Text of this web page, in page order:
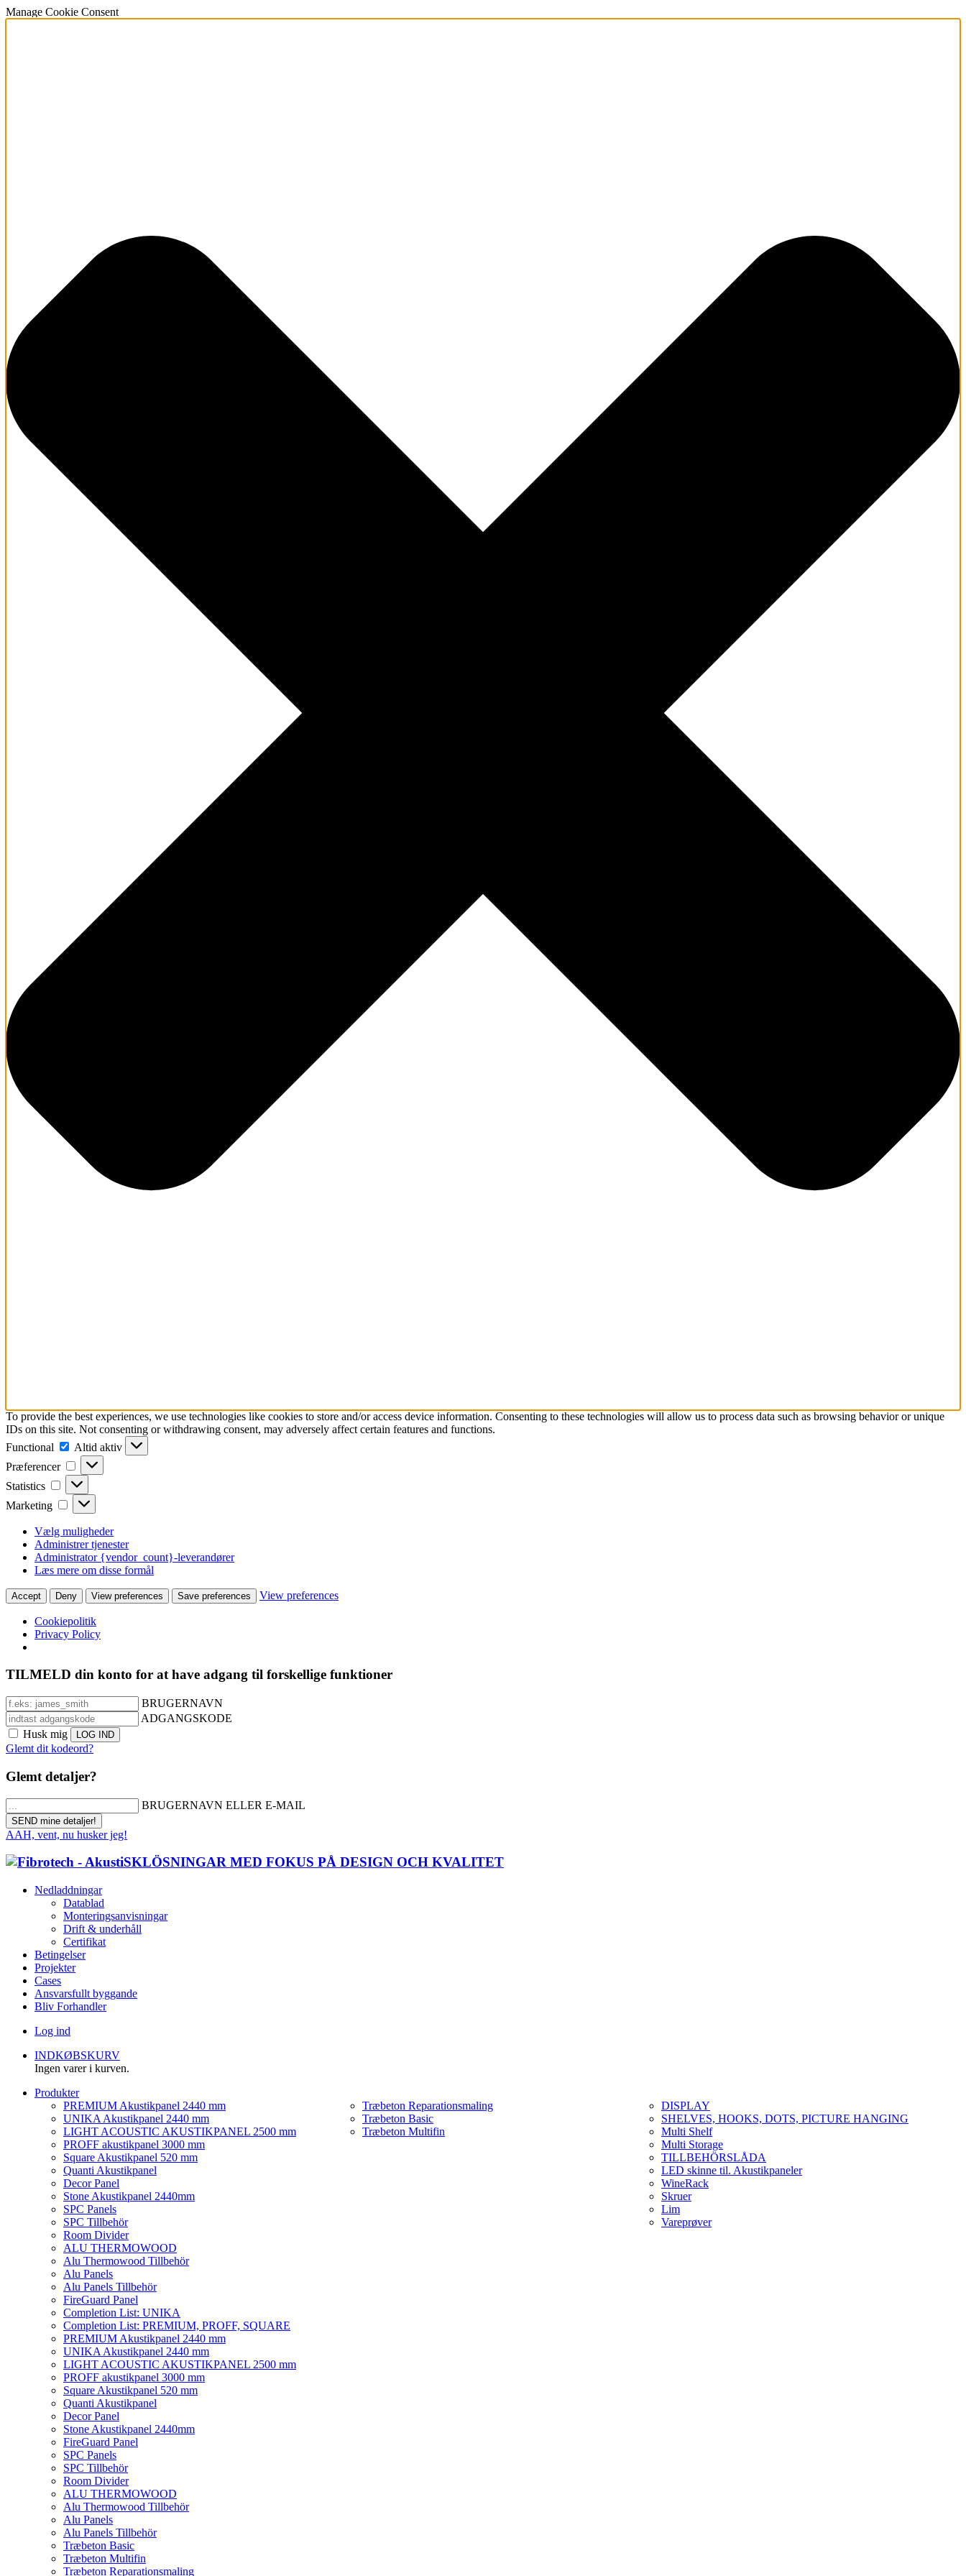
Manage Cookie Consent
To provide the best experiences, we use technologies like cookies to store and/or access device information. Consenting to these technologies will allow us to process data such as browsing behavior or unique
IDs on this site. Not consenting or withdrawing consent, may adversely affect certain features and functions.
Functional
Functional
Altid aktiv
Præferencer
Præferencer
Statistics Statistics
Marketing Marketing
Vælg muligheder
Administrer tjenester
Administrator {vendor_count}-leverandører
Læs mere om disse formål
Accept Deny View preferences Save preferences View preferences
Cookiepolitik
Privacy Policy
TILMELD din konto for at have adgang til forskellige funktioner
BRUGERNAVN
ADGANGSKODE
Husk mig
Glemt dit kodeord?
Glemt detaljer?
BRUGERNAVN ELLER E-MAIL
AAH, vent, nu husker jeg!
Nedladdningar
Datablad
Monteringsanvisningar
Drift & underhåll
Certifikat
Betingelser
Projekter
Cases
Ansvarsfullt byggande
Bliv Forhandler
Log ind
INDKØBSKURV
Ingen varer i kurven.
Produkter
PREMIUM Akustikpanel 2440 mm
UNIKA Akustikpanel 2440 mm
LIGHT ACOUSTIC AKUSTIKPANEL 2500 mm
PROFF akustikpanel 3000 mm
Square Akustikpanel 520 mm
Quanti Akustikpanel
Decor Panel
Stone Akustikpanel 2440mm
SPC Panels
SPC Tillbehör
Room Divider
ALU THERMOWOOD
Alu Thermowood Tillbehör
Alu Panels
Alu Panels Tillbehör
FireGuard Panel
Completion List: UNIKA
Completion List: PREMIUM, PROFF, SQUARE
Træbeton Reparationsmaling
Træbeton Basic
Træbeton Multifin
DISPLAY
SHELVES, HOOKS, DOTS, PICTURE HANGING
Multi Shelf
Multi Storage
TILLBEHÖRSLÅDA
LED skinne til. Akustikpaneler
WineRack
Skruer
Lim
Vareprøver
PREMIUM Akustikpanel 2440 mm
UNIKA Akustikpanel 2440 mm
LIGHT ACOUSTIC AKUSTIKPANEL 2500 mm
PROFF akustikpanel 3000 mm
Square Akustikpanel 520 mm
Quanti Akustikpanel
Decor Panel
Stone Akustikpanel 2440mm
FireGuard Panel
SPC Panels
SPC Tillbehör
Room Divider
ALU THERMOWOOD
Alu Thermowood Tillbehör
Alu Panels
Alu Panels Tillbehör
Træbeton Basic
Træbeton Multifin
Træbeton Reparationsmaling